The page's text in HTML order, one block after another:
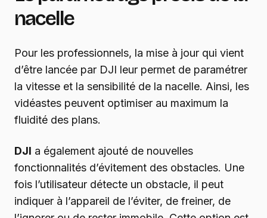
nacelle
Pour les professionnels, la mise à jour qui vient
d’être lancée par DJI leur permet de paramétrer
la vitesse et la sensibilité de la nacelle. Ainsi, les
vidéastes peuvent optimiser au maximum la
fluidité des plans.
DJI a également ajouté de nouvelles
fonctionnalités d’évitement des obstacles. Une
fois l’utilisateur détecte un obstacle, il peut
indiquer à l’appareil de l’éviter, de freiner, de